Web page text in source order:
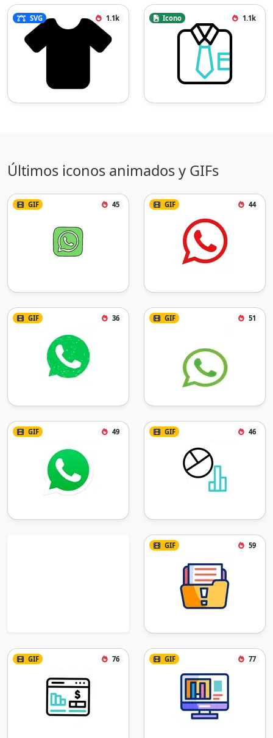
SVG 1.1k Icono 1.1k
Últimos iconos animados y GIFs
GIF 45 GIF 44
GIF 36 GIF 51
GIF 49 GIF 46
GIF 59
GIF 76 GIF 77